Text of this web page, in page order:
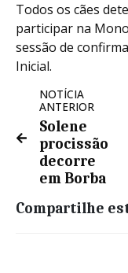
Todos os cães
participar na
sessão de
Inicial.
NOTÍCIA
ANTERIOR
Solene
procissão
decorre
em Borba
Compartilhe